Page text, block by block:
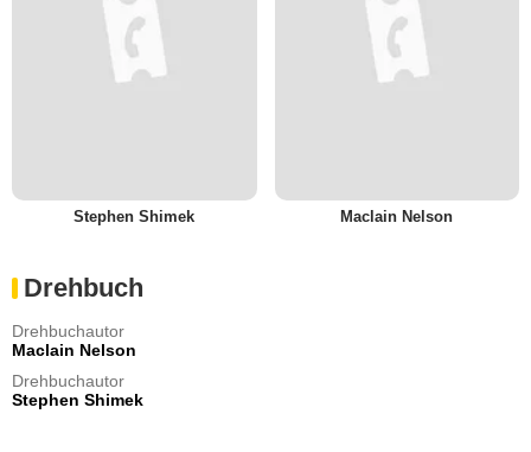
Stephen Shimek Maclain Nelson
Drehbuch
Drehbuchautor
Maclain Nelson
Drehbuchautor
Stephen Shimek